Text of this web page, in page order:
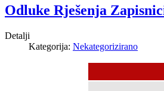
Odluke Rješenja
Detalji
Kategorija: Nekategorizirano